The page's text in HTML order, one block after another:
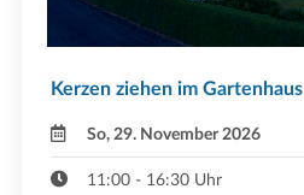
Kerzen ziehen im Gartenhaus
So, 29. November 2026
11:00 - 16:30 Uhr